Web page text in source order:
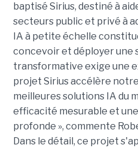
baptisé Sirius, destiné à
secteurs public et privé à
IA à petite échelle
concevoir et déployer
transformative exige une
projet Sirius accélère
meilleures solutions IA du
efficacité mesurable et
profonde », commente
Dans le détail, ce projet